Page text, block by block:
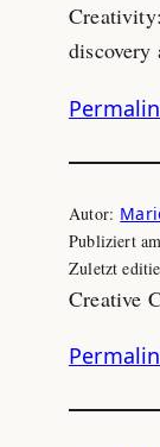
discovery
Autor:
Publiziert
Zuletzt
Creative